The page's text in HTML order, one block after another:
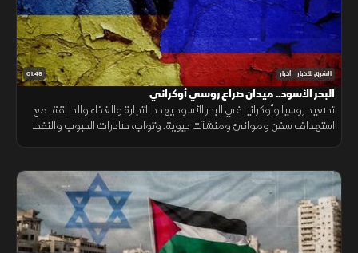
01:49 الشرق للأخبار أخبار
البحر الأسود.. ميدان صراع روسي أوكراني
تصعيد روسيا وأوكرانيا في البحر الأسود يهدد التجارة والغذاء والطاقة، مع
استهداف سفن وموانئ ومنشآت حيوية. وتواجه صادرات الحبوب والنفط